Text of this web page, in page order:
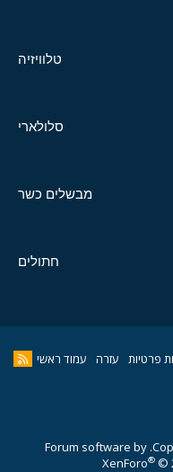
טלוויזיה
סלולארי
מבשלים כשר
חתולים
פרטיות עזרה עמוד ראשי
Forum software by
XenForo® ©